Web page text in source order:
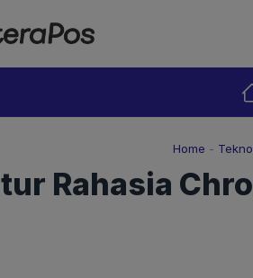
Home -
Rahasia